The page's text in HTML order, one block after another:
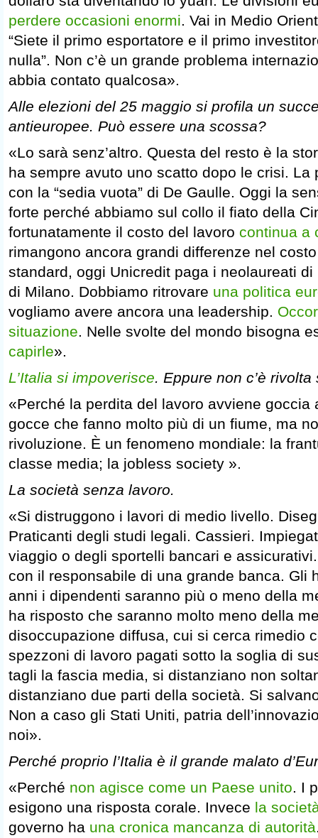
perdere occasioni enormi. Vai in Medio
“Siete il primo esportatore e il primo
nulla”. Non c’è un grande problema
abbia contato qualcosa».
Alle elezioni del 25 maggio si profila un
antieuropee. Può essere una scossa?
«Lo sarà senz’altro. Questa del resto è la
ha sempre avuto uno scatto dopo le crisi. La
con la “sedia vuota” di De Gaulle. Oggi la
forte perché abbiamo sul collo il fiato della
fortunatamente il costo del lavoro continua a
rimangono ancora grandi differenze nel
standard, oggi Unicredit paga i neolaureati
di Milano. Dobbiamo ritrovare una politica
vogliamo avere ancora una leadership.
situazione. Nelle svolte del mondo bisogna
capirle».
L’Italia si impoverisce. Eppure non c’è
«Perché la perdita del lavoro avviene goccia
gocce che fanno molto più di un fiume, ma
rivoluzione. È un fenomeno mondiale: la
classe media; la jobless society ».
La società senza lavoro.
«Si distruggono i lavori di medio livello.
Praticanti degli studi legali. Cassieri.
viaggio o degli sportelli bancari e
con il responsabile di una grande banca. Gli
anni i dipendenti saranno più o meno della
ha risposto che saranno molto meno della
disoccupazione diffusa, cui si cerca rimedio
spezzoni di lavoro pagati sotto la soglia di
tagli la fascia media, si distanziano non
distanziano due parti della società. Si
Non a caso gli Stati Uniti, patria
noi».
Perché proprio l’Italia è il grande malato
«Perché non agisce come un Paese unito. I
esigono una risposta corale. Invece la
governo ha una cronica mancanza di autorità